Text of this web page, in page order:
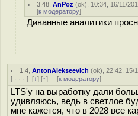
3.48 ,AnPoz (ok), 10:34, 16/11/
[к модератору]
Диванные аналитики
1.4 ,AntonAlekseevich (ok), 22:42, 15/
[ · · · ] [↓] [↑] [к модератору]
LTS'у на выработку дали
удивляюсь, ведь в светлое
мне кажется, что в 2028 все